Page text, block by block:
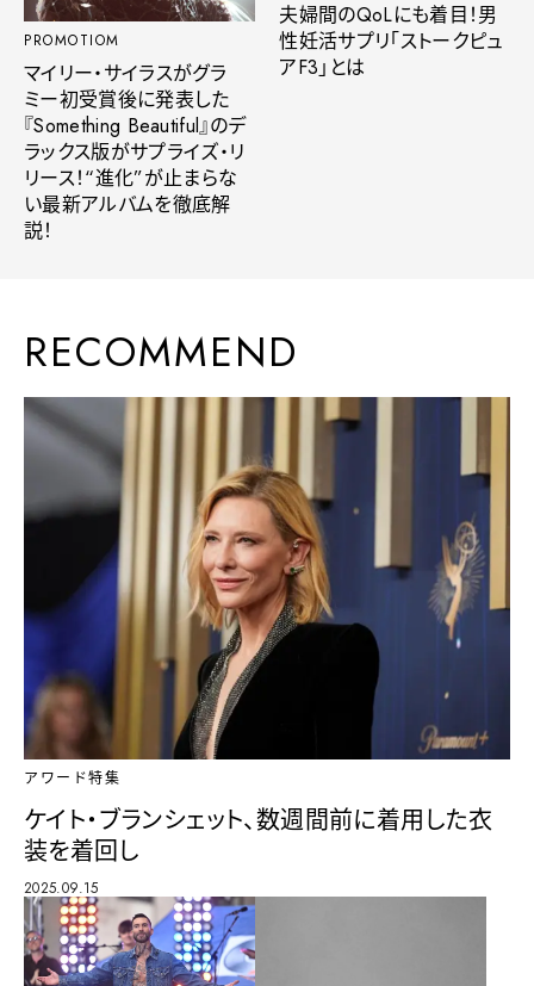
PROMOTIOM
マイリー・サイラスがグラ
ミー初受賞後に発表した
『Something Beautiful』のデ
ラックス版がサプライズ・リ
リース！“進化”が止まらな
い最新アルバムを徹底解
説！
夫婦間のQoLにも着目！男
性妊活サプリ「ストークピュ
アF3」とは
RECOMMEND
アワード特集
ケイト・ブランシェット、数週間前に着用した衣
装を着回し
2025.09.15